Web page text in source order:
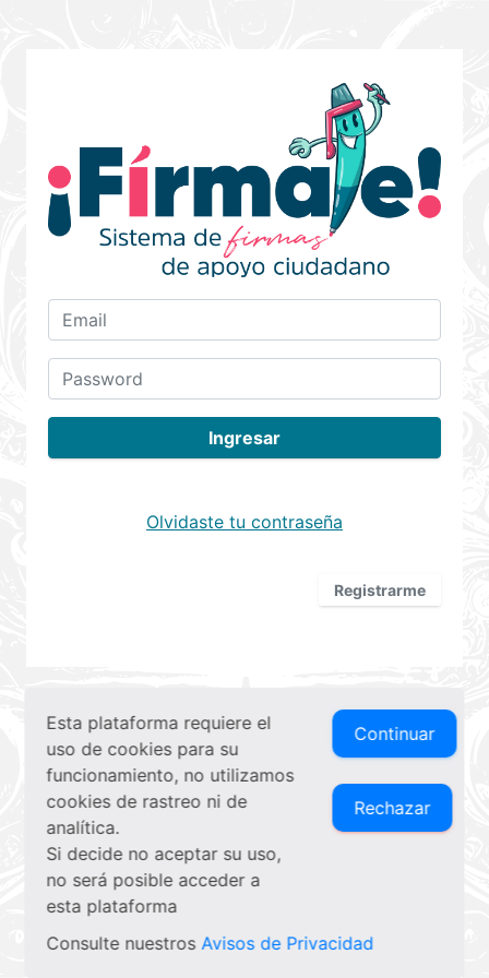
Ingresar
Olvidaste tu contraseña
Registrarme
Esta plataforma requiere el
uso de cookies para su
funcionamiento, no utilizamos
cookies de rastreo ni de
analítica.
Si decide no aceptar su uso,
no será posible acceder a
esta plataforma
Continuar
Rechazar
Consulte nuestrosAvisos de Privacidad